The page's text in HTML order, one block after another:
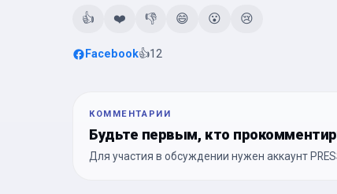
👍 ❤️ 👎 😄 😮 😢
Facebook👍12
КОММЕНТАРИИ
Будьте первым, кто
Для участия в обсуждении нужен аккаунт